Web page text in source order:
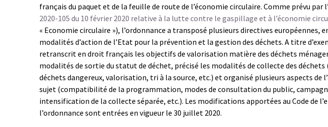
français du paquet et de la feuille de route de l’économie circulaire. Comme prévu par l’
2020-105 du 10 février 2020 relative à la lutte contre le gaspillage et à l’économie
« Economie circulaire »), l’ordonnance a transposé plusieurs directives européennes,
modalités d’action de l’Etat pour la prévention et la gestion des déchets. A titre
retranscrit en droit français les objectifs de valorisation matière des déchets
modalités de sortie du statut de déchet, précisé les modalités de collecte des déchets
déchets dangereux, valorisation, tri à la source, etc.) et organisé plusieurs aspects de
sujet (compatibilité de la programmation, modes de consultation du public,
intensification de la collecte séparée, etc.). Les modifications apportées au Code de
l’ordonnance sont entrées en vigueur le 30 juillet 2020.